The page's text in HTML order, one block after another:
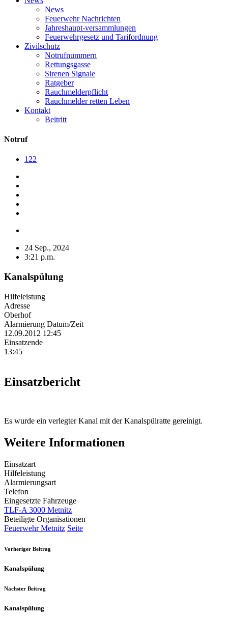
News
Feuerwehr Nachrichten
Jahreshaupt-versammlungen
Feuerwehrgesetz und Tarifordnung
Zivilschutz
Notrufnummern
Rettungsgasse
Sirenen Signale
Ratgeber
Rauchmelderpflicht
Rauchmelder retten Leben
Kontakt
Beitritt
Notruf
122
24 Sep., 2024
3:21 p.m.
Kanalspülung
Hilfeleistung
Adresse
Oberhof
Alarmierung Datum/Zeit
12.09.2012 12:45
Einsatzende
13:45
Einsatzbericht
Es wurde ein verlegter Kanal mit der Kanalspülratte gereinigt.
Weitere Informationen
Einsatzart
Hilfeleistung
Alarmierungsart
Telefon
Eingesetzte Fahrzeuge
TLF-A 3000 Metnitz
Beteiligte Organisationen
Feuerwehr Metnitz Seite
Vorheriger Beitrag
Kanalspülung
Nächster Beitrag
Kanalspülung